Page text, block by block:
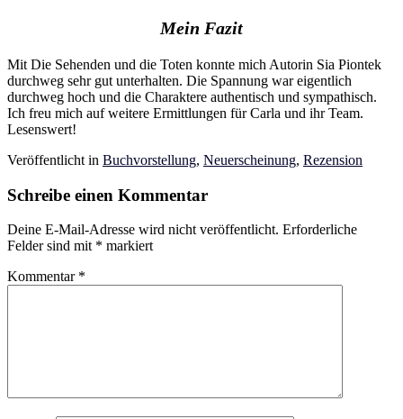
Mein Fazit
Mit Die Sehenden und die Toten konnte mich Autorin Sia Piontek
durchweg sehr gut unterhalten. Die Spannung war eigentlich
durchweg hoch und die Charaktere authentisch und sympathisch.
Ich freu mich auf weitere Ermittlungen für Carla und ihr Team.
Lesenswert!
Veröffentlicht in Buchvorstellung, Neuerscheinung, Rezension
Schreibe einen Kommentar
Deine E-Mail-Adresse wird nicht veröffentlicht. Erforderliche
Felder sind mit * markiert
Kommentar *